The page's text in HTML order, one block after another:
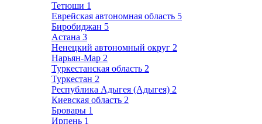
Тетюши 1
Еврейская автономная область 5
Биробиджан 5
Астана 3
Ненецкий автономный округ 2
Нарьян-Мар 2
Туркестанская область 2
Туркестан 2
Республика Адыгея (Адыгея) 2
Киевская область 2
Бровары 1
Ирпень 1